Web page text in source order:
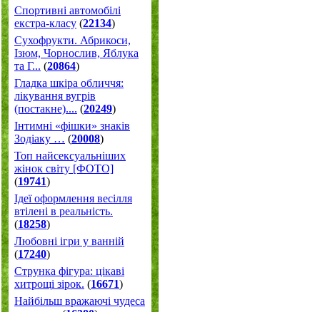
Спортивні автомобілі
екстра-класу (22134)
Cухофрукти. Абрикоси,
Ізюм, Чорнослив, Яблука
та Г... (20864)
Гладка шкіра обличчя:
лікування вугрів
(постакне).... (20249)
Інтимні «фішки» знаків
Зодіаку … (20008)
Топ найсексуальніших
жінок світу [ФОТО]
(19741)
Ідеї оформлення весілля
втілені в реальність.
(18258)
Любовні ігри у ванній
(17240)
Струнка фігура: цікаві
хитрощі зірок. (16671)
Найбільш вражаючі чудеса